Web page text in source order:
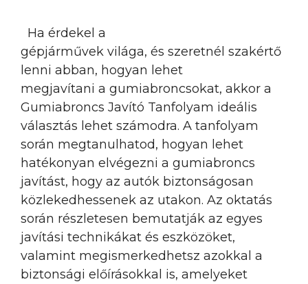
Ha érdekel a
gépjárművek világa, és szeretnél szakértő
lenni abban, hogyan lehet
megjavítani a gumiabroncsokat, akkor a
Gumiabroncs Javító Tanfolyam ideális
választás lehet számodra. A tanfolyam
során megtanulhatod, hogyan lehet
hatékonyan elvégezni a gumiabroncs
javítást, hogy az autók biztonságosan
közlekedhessenek az utakon. Az oktatás
során részletesen bemutatják az egyes
javítási technikákat és eszközöket,
valamint megismerkedhetsz azokkal a
biztonsági előírásokkal is, amelyeket